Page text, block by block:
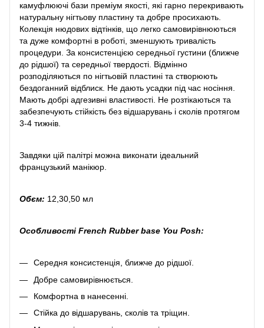
камуфлюючі бази преміум якості, які гарно перекривають
натуральну нігтьову пластину та добре просихають.
Колекція нюдових відтінків, що легко самовирівнюються
та дуже комфортні в роботі, зменшують тривалість
процедури. За консистенцією середньої густини (ближче
до рідшої) та середньої твердості. Відмінно
розподіляються по нігтьовій пластині та створюють
бездоганний відблиск. Не дають усадки під час носіння.
Мають добрі адгезивні властивості. Не розтікаються та
забезпечують стійкість без відшарувань і сколів протягом
3-4 тижнів.
Завдяки цій палітрі можна виконати ідеальний
французький манікюр.
Обєм: 12,30,50 мл
Особливості French Rubber base You Posh:
Середня консистенція, ближче до рідшої.
Добре самовирівнюється.
Комфортна в нанесенні.
Стійка до відшарувань, сколів та тріщин.